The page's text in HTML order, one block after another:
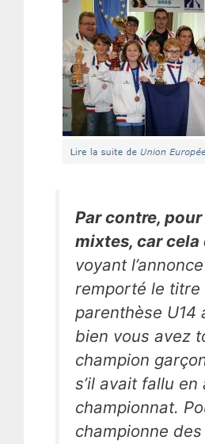
Par contre,
mixtes, car cela
voyant
remporté le titre
parenthèse U14
bien vous avez
champion
s’il avait fallu
championnat.
championne